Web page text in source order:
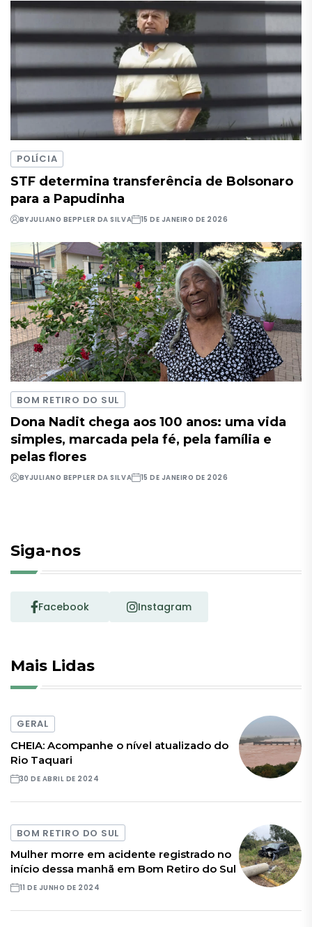
POLÍCIA
STF determina transferência de Bolsonaro
para a Papudinha
BYJULIANO BEPPLER DA SILVA 15 DE JANEIRO DE 2026
BOM RETIRO DO SUL
Dona Nadit chega aos 100 anos: uma vida
simples, marcada pela fé, pela família e
pelas flores
BYJULIANO BEPPLER DA SILVA 15 DE JANEIRO DE 2026
Siga-nos
Facebook Instagram
Mais Lidas
GERAL
CHEIA: Acompanhe o nível atualizado do
Rio Taquari
30 DE ABRIL DE 2024
BOM RETIRO DO SUL
Mulher morre em acidente registrado no
início dessa manhã em Bom Retiro do Sul
11 DE JUNHO DE 2024